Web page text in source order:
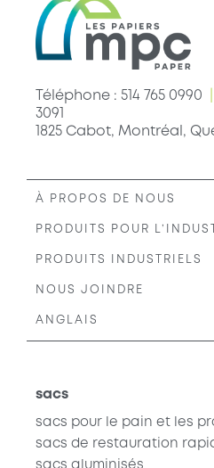
Téléphone : 514 765 0990
3091
1825 Cabot, Montréal,
À PROPOS DE NOUS
PRODUITS POUR
PRODUITS INDUSTRIELS
NOUS JOINDRE
ANGLAIS
sacs
sacs pour le pain et les
sacs de restauration
sacs aluminisés